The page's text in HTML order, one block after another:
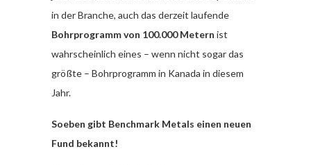
in der Branche, auch das derzeit laufende
Bohrprogramm von 100.000 Metern ist
wahrscheinlich eines – wenn nicht sogar das
größte – Bohrprogramm in Kanada in diesem
Jahr.
Soeben gibt Benchmark Metals einen neuen
Fund bekannt!